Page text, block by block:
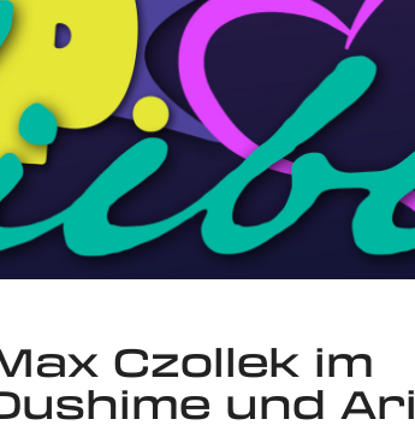
Czollek im
und Ari